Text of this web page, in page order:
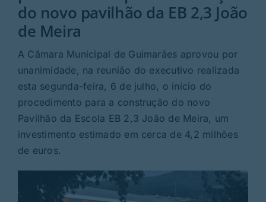
Rubricas
Revista
Search
do novo pavilhão da EB 2,3 João
de Meira
A Câmara Municipal de Guimarães aprovou por
unanimidade, na reunião do executivo realizada
esta segunda-feira, 6 de julho, o início do
procedimento para a construção do novo
Pavilhão da Escola EB 2,3 João de Meira, um
investimento estimado em cerca de 4,2 milhões
de euros.